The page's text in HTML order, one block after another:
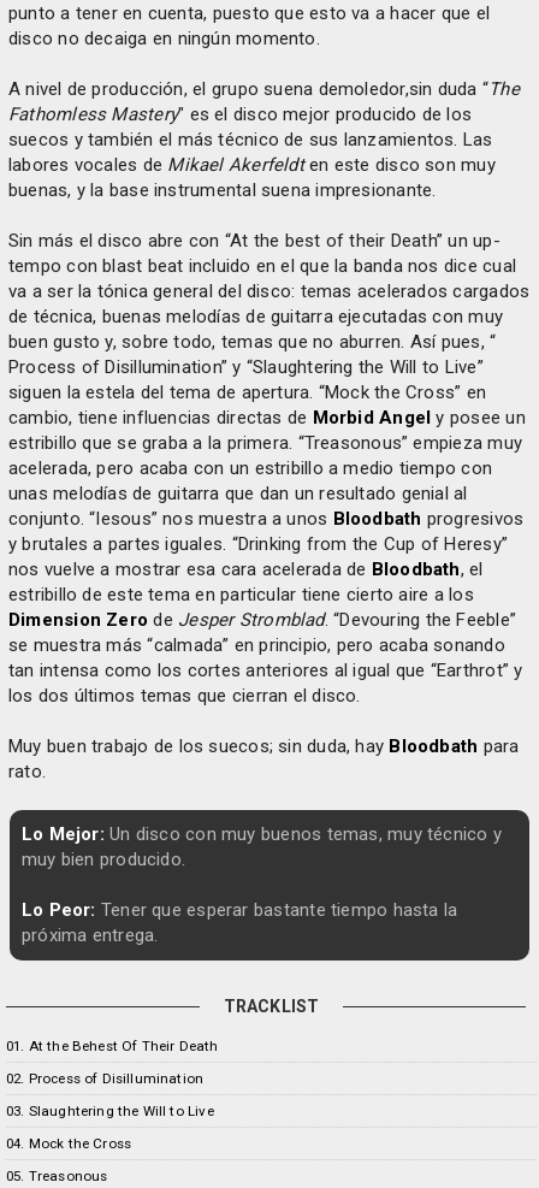
punto a tener en cuenta, puesto que esto va a hacer que el
disco no decaiga en ningún momento.
A nivel de producción, el grupo suena demoledor,sin duda “The
Fathomless Mastery" es el disco mejor producido de los
suecos y también el más técnico de sus lanzamientos. Las
labores vocales de Mikael Akerfeldten este disco son muy
buenas, y la base instrumental suena impresionante.
Sin más el disco abre con “At the best of their Death” un up-
tempo con blast beat incluido en el que la banda nos dice cual
va a ser la tónica general del disco: temas acelerados cargados
de técnica, buenas melodías de guitarra ejecutadas con muy
buen gusto y, sobre todo, temas que no aburren. Así pues, “
Process of Disillumination” y “Slaughtering the Will to Live”
siguen la estela del tema de apertura. “Mock the Cross” en
cambio, tiene influencias directas de Morbid Angel y posee un
estribillo que se graba a la primera. “Treasonous” empieza muy
acelerada, pero acaba con un estribillo a medio tiempo con
unas melodías de guitarra que dan un resultado genial al
conjunto. “Iesous” nos muestra a unos Bloodbath progresivos
y brutales a partes iguales. “Drinking from the Cup of Heresy”
nos vuelve a mostrar esa cara acelerada de Bloodbath, el
estribillo de este tema en particular tiene cierto aire a los
Dimension Zero de Jesper Stromblad. “Devouring the Feeble”
se muestra más “calmada” en principio, pero acaba sonando
tan intensa como los cortes anteriores al igual que “Earthrot” y
los dos últimos temas que cierran el disco.
Muy buen trabajo de los suecos; sin duda, hay Bloodbath para
rato.
Lo Mejor: Un disco con muy buenos temas, muy técnico y
muy bien producido.
Lo Peor: Tener que esperar bastante tiempo hasta la
próxima entrega.
TRACKLIST
01. At the Behest Of Their Death
02. Process of Disillumination
03. Slaughtering the Will to Live
04. Mock the Cross
05. Treasonous